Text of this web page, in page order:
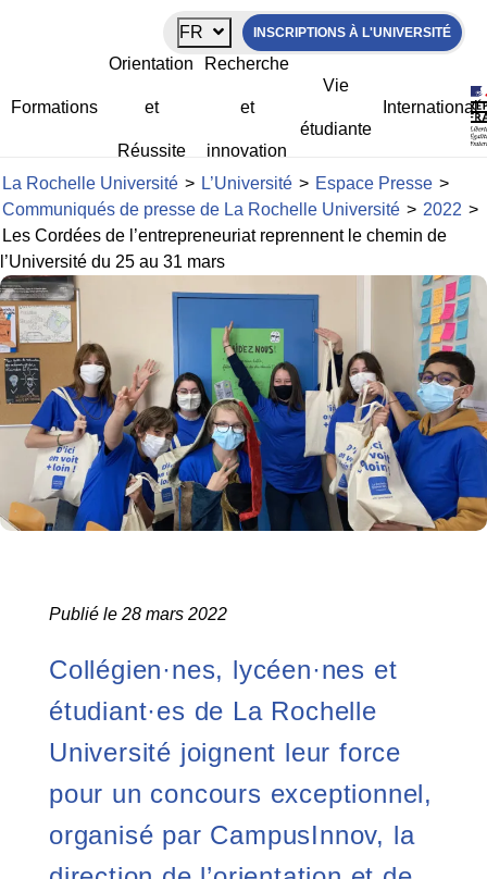
FR INSCRIPTIONS À L'UNIVERSITÉ
Formations
Orientation
et
Réussite
Recherche
et
innovation
Vie
étudiante
International
Les Cordées de l’entrepreneuriat
reprennent le chemin de l’Université
du 25 au 31 mars
La Rochelle Université > L’Université > Espace Presse >
Communiqués de presse de La Rochelle Université > 2022 >
Les Cordées de l’entrepreneuriat reprennent le chemin de
l’Université du 25 au 31 mars
Publié le 28 mars 2022
Collégien·nes, lycéen·nes et
étudiant·es de La Rochelle
Université joignent leur force
pour un concours exceptionnel,
organisé par CampusInnov, la
Panneau de gestion des cookies